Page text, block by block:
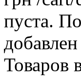
пуста.
Товаров